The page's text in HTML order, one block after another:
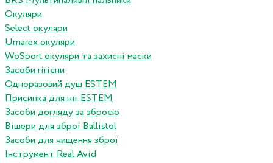
Окуляри
Select окуляри
Umarex окуляри
WoSport окуляри та захисні маски
Засоби гігієни
Одноразовий душ ESTEM
Присипка для ніг ESTEM
Засоби догляду за зброєю
Вішери для зброї Ballistol
Засоби для чищення зброї
Інструмент Real Avid